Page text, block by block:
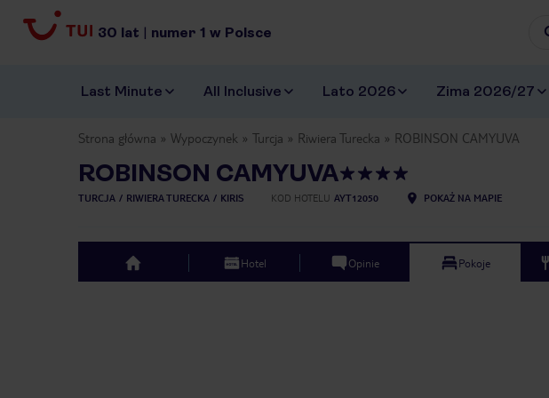
30 lat | numer 1 w Polsce
Last Minute All Inclusive Lato 2026 Zima 2026/27
Strona główna Wypoczynek Turcja Riwiera Turecka ROBINSON CAMYUVA
ROBINSON CAMYUVA
TURCJA RIWIERA TURECKA KIRIS KOD HOTELU AYT12050 POKAŻ NA MAPIE
top Hotel Opinie Pokoje